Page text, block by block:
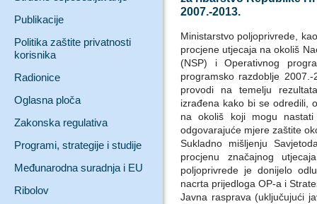
Publikacije
Politika zaštite privatnosti
korisnika
Radionice
Oglasna ploča
Zakonska regulativa
Programi, strategije i studije
Međunarodna suradnja i EU
Ribolov
2007.-2013.
Ministarstvo poljoprivrede,
procjene utjecaja na okoliš
(NSP) i Operativnog
programsko razdoblje
provodi na temelju
izrađena kako bi se odredili,
na okoliš koji mogu
odgovarajuće mjere zaštite
Sukladno mišljenju
procjenu značajnog
poljoprivrede je donijelo
nacrta prijedloga OP-a i
Javna rasprava (uključujući